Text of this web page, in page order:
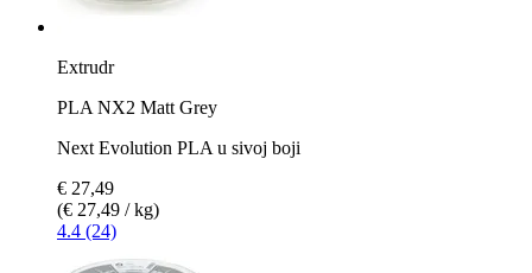
Extrudr
PLA NX2 Matt Grey
Next Evolution PLA u sivoj boji
€ 27,49
(€ 27,49 / kg)
4.4 (24)